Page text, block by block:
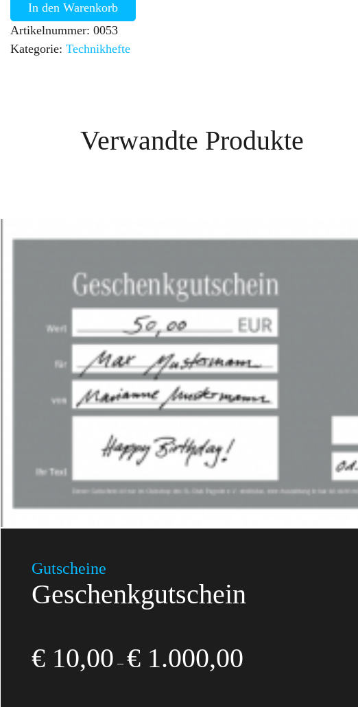
In den Warenkorb
Artikelnummer: 0053
Kategorie: Technikhefte
Verwandte Produkte
Gutscheine
Geschenkgutschein
€ 10,00 – € 1.000,00